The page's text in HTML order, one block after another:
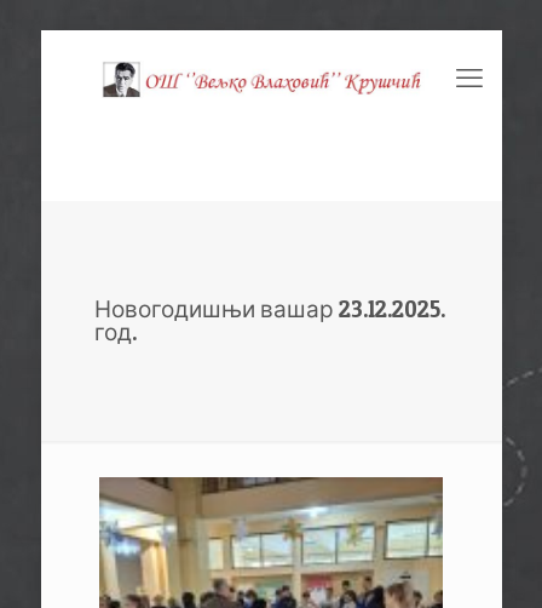
Новогодишњи вашар 23.12.2025.
год.